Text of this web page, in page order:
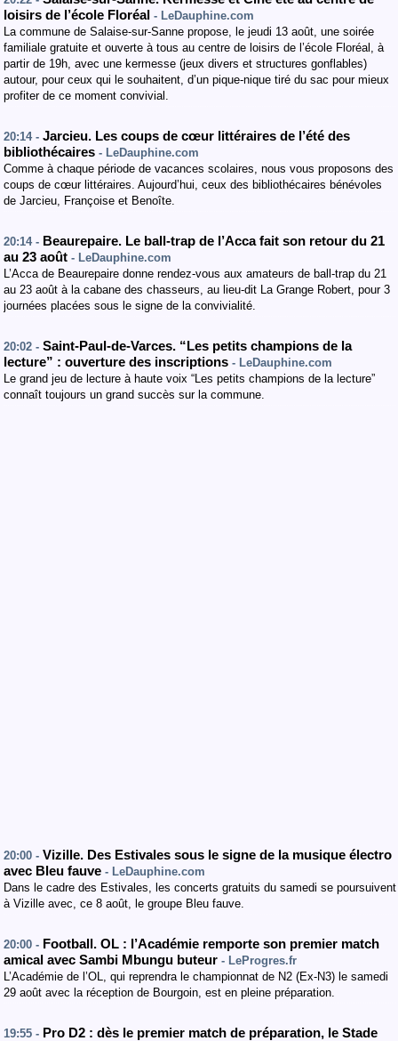
loisirs de l’école Floréal - LeDauphine.com
La commune de Salaise-sur-Sanne propose, le jeudi 13 août, une soirée
familiale gratuite et ouverte à tous au centre de loisirs de l’école Floréal, à
partir de 19h, avec une kermesse (jeux divers et structures gonflables)
autour, pour ceux qui le souhaitent, d’un pique-nique tiré du sac pour mieux
profiter de ce moment convivial.
20:14 - Jarcieu. Les coups de cœur littéraires de l’été des
bibliothécaires - LeDauphine.com
Comme à chaque période de vacances scolaires, nous vous proposons des
coups de cœur littéraires. Aujourd’hui, ceux des bibliothécaires bénévoles
de Jarcieu, Françoise et Benoîte.
20:14 - Beaurepaire. Le ball-trap de l’Acca fait son retour du 21
au 23 août - LeDauphine.com
L’Acca de Beaurepaire donne rendez-vous aux amateurs de ball-trap du 21
au 23 août à la cabane des chasseurs, au lieu-dit La Grange Robert, pour 3
journées placées sous le signe de la convivialité.
20:02 - Saint-Paul-de-Varces. “Les petits champions de la
lecture” : ouverture des inscriptions - LeDauphine.com
Le grand jeu de lecture à haute voix “Les petits champions de la lecture”
connaît toujours un grand succès sur la commune.
20:00 - Vizille. Des Estivales sous le signe de la musique électro
avec Bleu fauve - LeDauphine.com
Dans le cadre des Estivales, les concerts gratuits du samedi se poursuivent
à Vizille avec, ce 8 août, le groupe Bleu fauve.
20:00 - Football. OL : l’Académie remporte son premier match
amical avec Sambi Mbungu buteur - LeProgres.fr
L’Académie de l’OL, qui reprendra le championnat de N2 (Ex-N3) le samedi
29 août avec la réception de Bourgoin, est en pleine préparation.
19:55 - Pro D2 : dès le premier match de préparation, le Stade